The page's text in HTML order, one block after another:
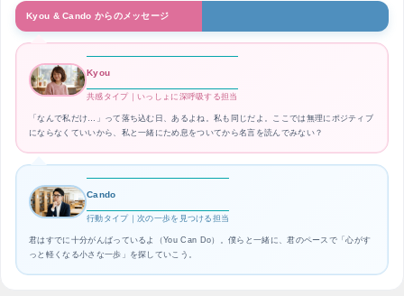
Kyou & Cando からのメッセージ
Kyou
共感タイプ｜いっしょに深呼吸する担当
「なんで私だけ…」って落ち込む日、あるよね。私も同じだよ。ここでは無理にポジティブ
にならなくていいから、私と一緒にため息をついてから名言を読んでみない？
Cando
行動タイプ｜次の一歩を見つける担当
君はすでに十分がんばっているよ（You Can Do）。僕らと一緒に、君のペースで「心がす
っと軽くなる小さな一歩」を探していこう。